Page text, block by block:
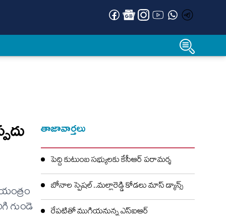
గుండె
తాజావార్తలు
పెద్ది కుటుంబ సభ్యులకు కేసీఆర్ పరామర్శ
బోనాల స్పెషల్..మల్లారెడ్డి కోడలు మాస్ డ్యాన్స్
రేపటితో ముగియనున్న ఎస్‌ఐఆర్